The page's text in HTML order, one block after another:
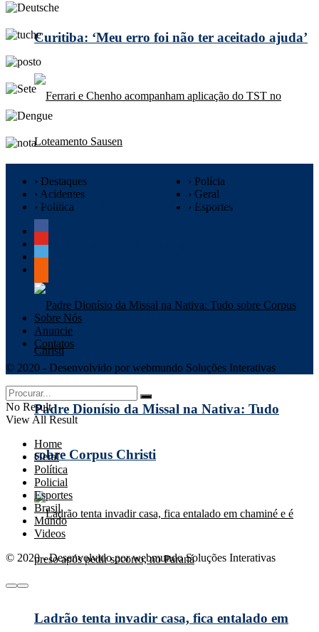
Curitiba: ‘Meu erro foi não ter aceitado ajuda’
Ferrari e Chenho acompanham aplicação do
TST no Loteamento Sausen
Padre Dionísio da Missal na Nativa: Tudo
sobre Corpus Christi
Ladrão tenta invadir casa, fica entalado em
› Destaques
› Acidentes
› Política
› Polícia
› Geral
› Esportes
Sobre Nós
Anuncie
Contatos
© 2020 - Desenvolvido por webmundo Soluções Interativas
No Result
View All Result
Home
Geral
Política
Policial
Esportes
Brasil
Mundo
Videos
© 2020 - Desenvolvido por webmundo Soluções Interativas